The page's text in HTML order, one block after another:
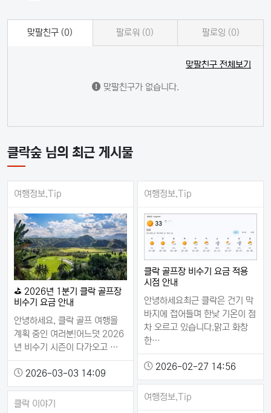
맞팔친구 (0) 팔로워 (0) 팔로잉 (0)
맞팔친구 전체보기
맞팔친구가 없습니다.
클락숲 님의 최근 게시물
여행정보,Tip
⛳ 2026년 1분기 클락 골프장
비수기 요금 안내
안녕하세요, 클락 골프 여행을
계획 중인 여러분!어느덧 2026
년 비수기 시즌이 다가오고 …
2026-03-03 14:09
여행정보,Tip
클락 골프장 비수기 요금 적용
시점 안내
안녕하세요최근 클락은 건기 막
바지에 접어들며 한낮 기온이 점
차 오르고 있습니다.맑고 화창
한…
2026-02-27 14:56
여행정보,Tip
클락 이야기